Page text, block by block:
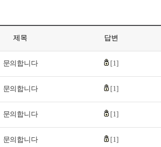
제목 답변
문의합니다 [1]
문의합니다 [1]
문의합니다 [1]
문의합니다 [1]